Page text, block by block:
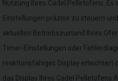
Nutzung Ihres Cadel Pelletofens. Es
Einstellungen präzise zu steuern
aktuellen Betriebszustand Ihres
Timer-Einstellungen oder
reaktionsfähiges Display erleichtert
das Display Ihres Cadel Pelletofens